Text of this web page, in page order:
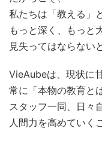
私たちは「教える」
もっと深く、もっと
見失ってはならない
VieAubeは、現状に
常に「本物の教育と
スタッフ一同、日々
人間力を高めていく